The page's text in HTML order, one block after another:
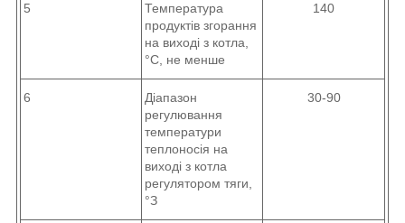
5
Температура
продуктів згорання
на виході з котла,
°С, не менше
140
6
Діапазон
регулювання
температури
теплоносія на
виході з котла
регулятором тяги,
°З
30-90